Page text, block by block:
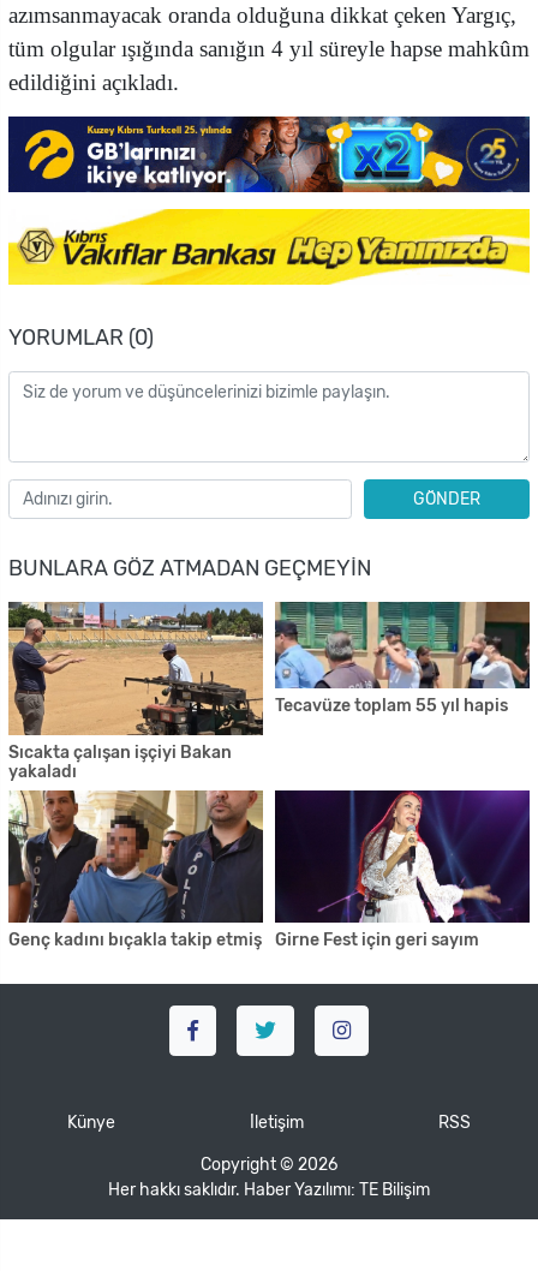
azımsanmayacak oranda olduğuna dikkat çeken Yargıç,
tüm olgular ışığında sanığın 4 yıl süreyle hapse mahkûm
edildiğini açıkladı.
YORUMLAR (0)
GÖNDER
BUNLARA GÖZ ATMADAN GEÇMEYIN
Sıcakta çalışan işçiyi Bakan
yakaladı
Tecavüze toplam 55 yıl hapis
Genç kadını bıçakla takip etmiş Girne Fest için geri sayım
Künye İletişim RSS
Copyright © 2026
Her hakkı saklıdır. Haber Yazılımı: TE Bilişim